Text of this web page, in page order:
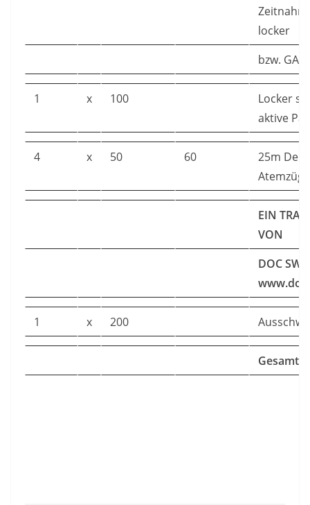
locker
bzw.
1 x 100
Locker
aktive
4 x 50 60
25m
EIN
VON
DOC
1 x 200